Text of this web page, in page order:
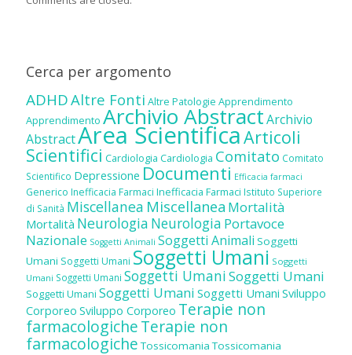
Cerca per argomento
ADHDAltre Fonti Altre Patologie Apprendimento
Apprendimento Archivio AbstractArchivio
AbstractArea ScientificaArticoli
Scientifici Cardiologia Cardiologia Comitato Comitato
Scientifico Depressione Documenti Efficacia farmaci
Generico Inefficacia Farmaci Inefficacia Farmaci Istituto Superiore
di Sanità Miscellanea Miscellanea Mortalità
Mortalità Neurologia Neurologia Portavoce
Nazionale Soggetti Animali Soggetti Animali Soggetti
Umani Soggetti Umani Soggetti Umani Soggetti
Umani Soggetti Umani Soggetti UmaniSoggetti Umani
Soggetti Umani Soggetti Umani Soggetti Umani Sviluppo
Corporeo Sviluppo Corporeo Terapie non
farmacologicheTerapie non
farmacologiche Tossicomania Tossicomania